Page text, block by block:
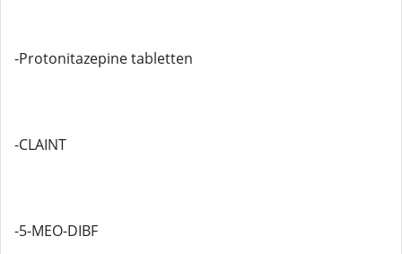
-Protonitazepine tabletten
-CLAINT
-5-MEO-DIBF